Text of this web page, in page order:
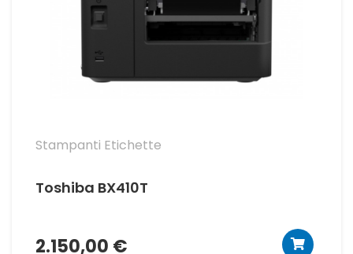
Stampanti Etichette
Toshiba BX410T
2.150,00 €